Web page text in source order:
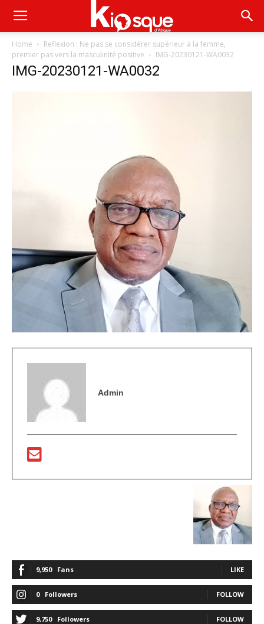
Home
Reflexion : Ne pas se considérer supérieur à la femme,
premier pas vers la masculinité positive
IMG-20230121-WA0032
IMG-20230121-WA0032
Admin
9,950 Fans LIKE
0 Followers FOLLOW
9,750 Followers FOLLOW